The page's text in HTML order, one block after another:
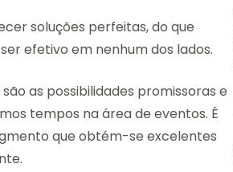
soluções perfeitas, do que
efetivo em nenhum dos lados.
as possibilidades promissoras e
tempos na área de eventos. É
que obtém-se excelentes